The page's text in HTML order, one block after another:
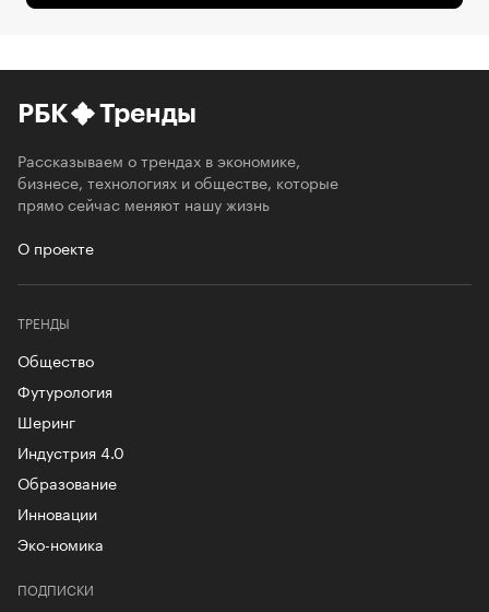
РБК Тренды
Рассказываем о трендах в экономике,
бизнесе, технологиях и обществе, которые
прямо сейчас меняют нашу жизнь
О проекте
ТРЕНДЫ
Общество
Футурология
Шеринг
Индустрия 4.0
Образование
Инновации
Эко-номика
ПОДПИСКИ